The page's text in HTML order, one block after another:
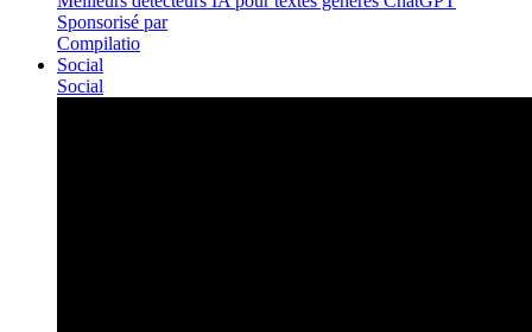
Sponsorisé par
Compilatio
Social
Social